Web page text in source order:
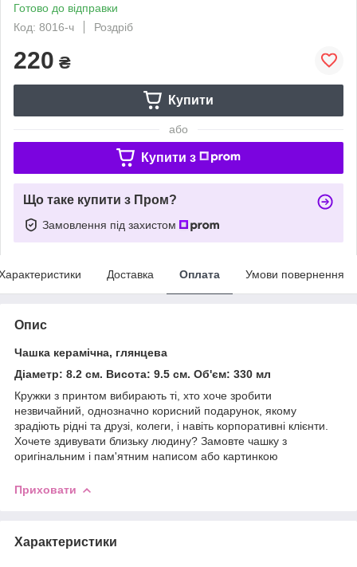
Готово до відправки
Код: 8016-ч
Роздріб
220 ₴
Купити
або
Купити з
Що таке купити з Пром?
Замовлення під захистом
Доставка Оплата Умови повернення
Опис
Чашка керамічна, глянцева
Діаметр: 8.2 см. Висота: 9.5 см. Об'єм: 330 мл
Кружки з принтом вибирають ті, хто хоче зробити
незвичайний, однозначно корисний подарунок, якому
зрадіють рідні та друзі, колеги, і навіть корпоративні клієнти.
Хочете здивувати близьку людину? Замовте чашку з
оригінальним і пам'ятним написом або картинкою
Приховати
Характеристики